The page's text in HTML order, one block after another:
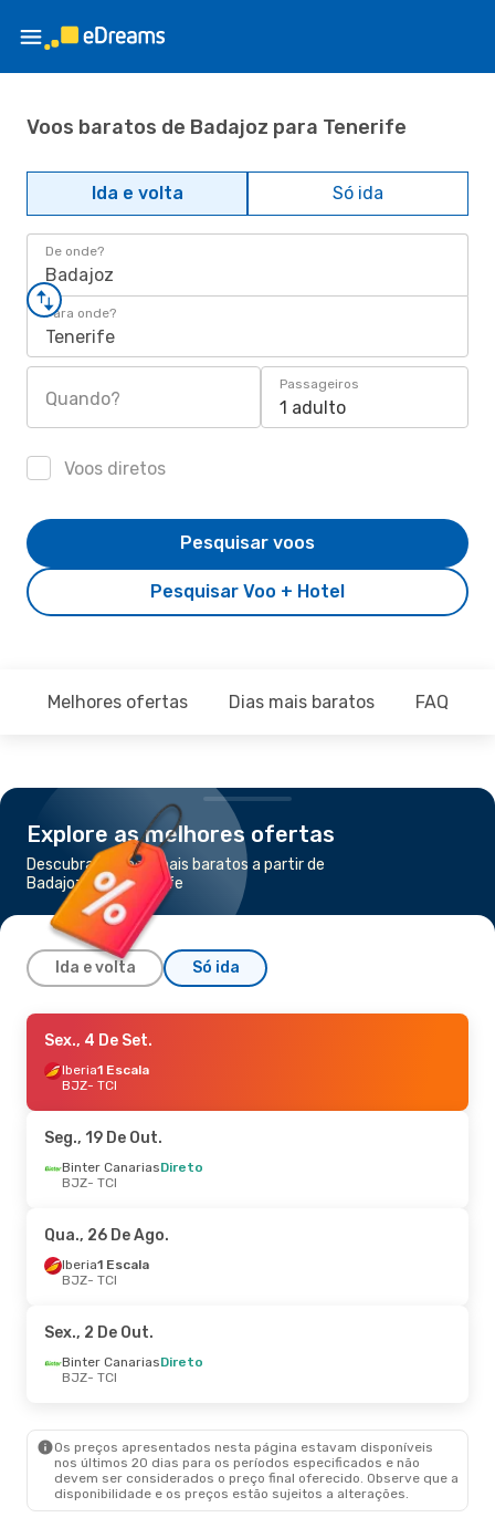
Voos baratos de Badajoz para Tenerife
Ida e volta Só ida
De onde?
Badajoz
Para onde?
Tenerife
Quando?
Passageiros
1 adulto
Voos diretos
Pesquisar Voo + Hotel
Pesquisar voos
Melhores ofertas Dias mais baratos FAQ
Explore as melhores ofertas
Descubra os voos mais baratos a partir de
Badajoz para Tenerife
Ida e volta Só ida
Sex., 4 De Set.
Iberia1 Escala
BJZ- TCI
TCI- BJZ
Sex., 21 De Ago.- Ter., 25 De Ago.
Binter Canarias1 Escala
TCI- BJZ
Sex., 4 De Set.
Iberia1 Escala
BJZ- TCI
Seg., 19 De Out.
Binter CanariasDireto
BJZ- TCI
Qua., 26 De Ago.
Iberia1 Escala
BJZ- TCI
Sex., 2 De Out.
Binter CanariasDireto
BJZ- TCI
Os preços apresentados nesta página estavam disponíveis
nos últimos 20 dias para os períodos especificados e não
devem ser considerados o preço final oferecido. Observe que a
disponibilidade e os preços estão sujeitos a alterações.